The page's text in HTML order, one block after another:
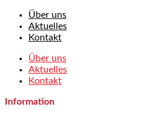
Über uns
Aktuelles
Kontakt
Über uns
Aktuelles
Kontakt
Information